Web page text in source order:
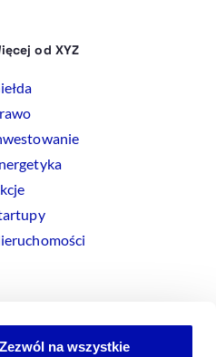
Zezwól na wszystkie
od XYZ